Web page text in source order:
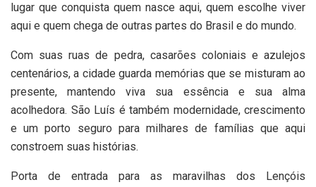
lugar que conquista quem nasce aqui, quem escolhe viver
aqui e quem chega de outras partes do Brasil e do mundo.
Com suas ruas de pedra, casarões coloniais e azulejos
centenários, a cidade guarda memórias que se misturam ao
presente, mantendo viva sua essência e sua alma
acolhedora. São Luís é também modernidade, crescimento
e um porto seguro para milhares de famílias que aqui
constroem suas histórias.
Porta de entrada para as maravilhas dos Lençóis